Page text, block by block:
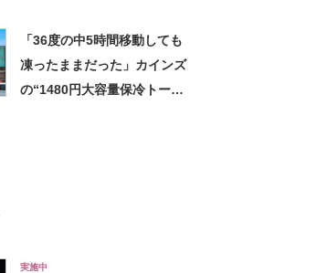
「36度の中5時間移動しても
凍ったままだった」カインズ
の“1480円大容量保冷トー
実施中